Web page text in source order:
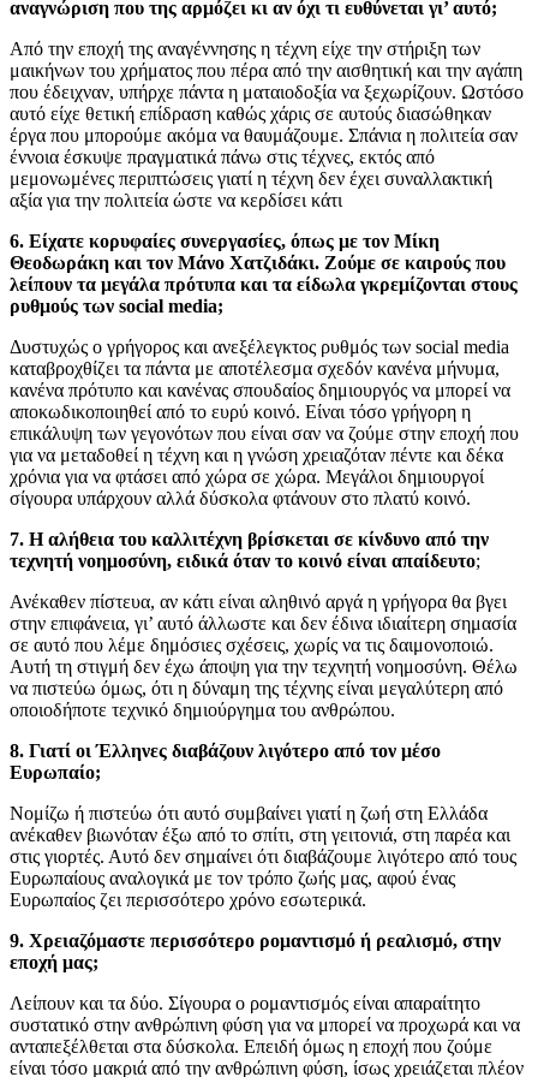
αναγνώριση που της αρμόζει κι αν όχι τι ευθύνεται γι’ αυτό;
Από την εποχή της αναγέννησης η τέχνη είχε την στήριξη των
μαικήνων του χρήματος που πέρα από την αισθητική και την αγάπη
που έδειχναν, υπήρχε πάντα η ματαιοδοξία να ξεχωρίζουν. Ωστόσο
αυτό είχε θετική επίδραση καθώς χάρις σε αυτούς διασώθηκαν
έργα που μπορούμε ακόμα να θαυμάζουμε. Σπάνια η πολιτεία σαν
έννοια έσκυψε πραγματικά πάνω στις τέχνες, εκτός από
μεμονωμένες περιπτώσεις γιατί η τέχνη δεν έχει συναλλακτική
αξία για την πολιτεία ώστε να κερδίσει κάτι
6. Είχατε κορυφαίες συνεργασίες, όπως με τον Μίκη
Θεοδωράκη και τον Μάνο Χατζιδάκι. Ζούμε σε καιρούς που
λείπουν τα μεγάλα πρότυπα και τα είδωλα γκρεμίζονται στους
ρυθμούς των social media;
Δυστυχώς ο γρήγορος και ανεξέλεγκτος ρυθμός των social media
καταβροχθίζει τα πάντα με αποτέλεσμα σχεδόν κανένα μήνυμα,
κανένα πρότυπο και κανένας σπουδαίος δημιουργός να μπορεί να
αποκωδικοποιηθεί από το ευρύ κοινό. Είναι τόσο γρήγορη η
επικάλυψη των γεγονότων που είναι σαν να ζούμε στην εποχή που
για να μεταδοθεί η τέχνη και η γνώση χρειαζόταν πέντε και δέκα
χρόνια για να φτάσει από χώρα σε χώρα. Μεγάλοι δημιουργοί
σίγουρα υπάρχουν αλλά δύσκολα φτάνουν στο πλατύ κοινό.
7. Η αλήθεια του καλλιτέχνη βρίσκεται σε κίνδυνο από την
τεχνητή νοημοσύνη, ειδικά όταν το κοινό είναι απαίδευτο;
Ανέκαθεν πίστευα, αν κάτι είναι αληθινό αργά η γρήγορα θα βγει
στην επιφάνεια, γι’ αυτό άλλωστε και δεν έδινα ιδιαίτερη σημασία
σε αυτό που λέμε δημόσιες σχέσεις, χωρίς να τις δαιμονοποιώ.
Αυτή τη στιγμή δεν έχω άποψη για την τεχνητή νοημοσύνη. Θέλω
να πιστεύω όμως, ότι η δύναμη της τέχνης είναι μεγαλύτερη από
οποιοδήποτε τεχνικό δημιούργημα του ανθρώπου.
8. Γιατί οι Έλληνες διαβάζουν λιγότερο από τον μέσο
Ευρωπαίο;
Νομίζω ή πιστεύω ότι αυτό συμβαίνει γιατί η ζωή στη Ελλάδα
ανέκαθεν βιωνόταν έξω από το σπίτι, στη γειτονιά, στη παρέα και
στις γιορτές. Αυτό δεν σημαίνει ότι διαβάζουμε λιγότερο από τους
Ευρωπαίους αναλογικά με τον τρόπο ζωής μας, αφού ένας
Ευρωπαίος ζει περισσότερο χρόνο εσωτερικά.
9. Χρειαζόμαστε περισσότερο ρομαντισμό ή ρεαλισμό, στην
εποχή μας;
Λείπουν και τα δύο. Σίγουρα ο ρομαντισμός είναι απαραίτητο
συστατικό στην ανθρώπινη φύση για να μπορεί να προχωρά και να
ανταπεξέλθεται στα δύσκολα. Επειδή όμως η εποχή που ζούμε
είναι τόσο μακριά από την ανθρώπινη φύση, ίσως χρειάζεται πλέον